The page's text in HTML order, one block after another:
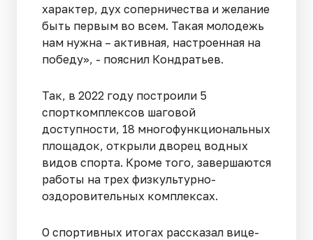
характер, дух соперничества и желание
быть первым во всем. Такая молодежь
нам нужна – активная, настроенная на
победу», - пояснил Кондратьев.
Так, в 2022 году построили 5
спорткомплексов шаговой
доступности, 18 многофункциональных
площадок, открыли дворец водных
видов спорта. Кроме того, завершаются
работы на трех физкультурно-
оздоровительных комплексах.
О спортивных итогах рассказал вице-